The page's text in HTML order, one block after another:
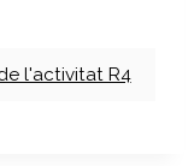
l'activitat R4